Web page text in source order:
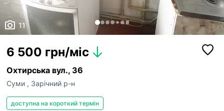
11
6 500 грн/міс
Охтирська вул., 36
Суми , Зарічний р-н
доступна на короткий термін